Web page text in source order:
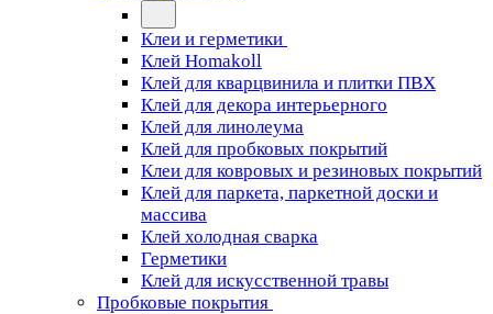
Клеи и герметики
Клей Homakoll
Клей для кварцвинила и плитки ПВХ
Клей для декора интерьерного
Клей для линолеума
Клей для пробковых покрытий
Клеи для ковровых и резиновых покрытий
Клей для паркета, паркетной доски и
массива
Клей холодная сварка
Герметики
Клей для искусственной травы
Пробковые покрытия